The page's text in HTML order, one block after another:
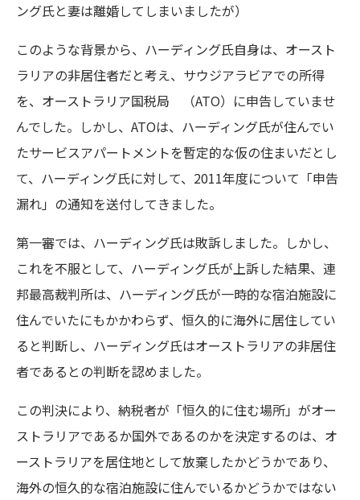
ング氏と妻は離婚してしまいましたが）
このような背景から、ハーディング氏自身は、オースト
ラリアの非居住者だと考え、サウジアラビアでの所得
を、オーストラリア国税局 （ATO）に申告していませ
んでした。しかし、ATOは、ハーディング氏が住んでい
たサービスアパートメントを暫定的な仮の住まいだとし
て、ハーディング氏に対して、2011年度について「申告
漏れ」の通知を送付してきました。
第一審では、ハーディング氏は敗訴しました。しかし、
これを不服として、ハーディング氏が上訴した結果、連
邦最高裁判所は、ハーディング氏が一時的な宿泊施設に
住んでいたにもかかわらず、恒久的に海外に居住してい
ると判断し、ハーディング氏はオーストラリアの非居住
者であるとの判断を認めました。
この判決により、納税者が「恒久的に住む場所」がオー
ストラリアであるか国外であるのかを決定するのは、オ
ーストラリアを居住地として放棄したかどうかであり、
海外の恒久的な宿泊施設に住んでいるかどうかではない